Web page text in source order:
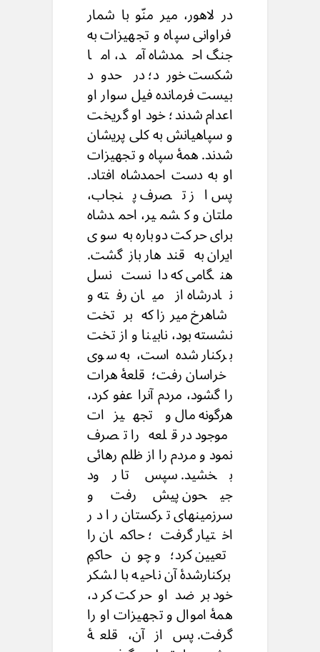
در لاهور، میر منّو با شمار
فراوانی سپاه و تجهیزات به
جنگ احمدشاه آمد، اما
شکست خورد؛ در حدود
بیست فرمانده فیل سوار او
اعدام شدند؛ خود او گریخت
و سپاهیانش به کلی پریشان
شدند. همهٔ سپاه و تجهیزات
او به دست احمدشاه افتاد.
پس از تصرف پنجاب،
ملتان و کشمیر، احمدشاه
برای حرکت دوباره به سوی
ایران به قندهار بازگشت.
هنگامی که دانست نسل
نادرشاه از میان رفته و
شاهرخ میرزا که بر تخت
نشسته بود، نابینا و از تخت
برکنار شده است، به سوی
خراسان رفت؛ قلعهٔ هرات
را گشود، مردم آنرا عفو کرد،
هرگونه مال و تجهیزات
موجود در قلعه را تصرف
نمود و مردم را از ظلم رهائی
بخشید. سپس تا رود
جیحون پیش رفت و
سرزمینهای ترکستان را در
اختیار گرفت؛ حاکمان را
تعیین کرد؛ و چون حاکمِ
برکنارشدهٔ آن ناحیه با لشکر
خود بر ضد او حرکت کرد،
همهٔ اموال و تجهیزات او را
گرفت. پس از آن، قلعهٔ